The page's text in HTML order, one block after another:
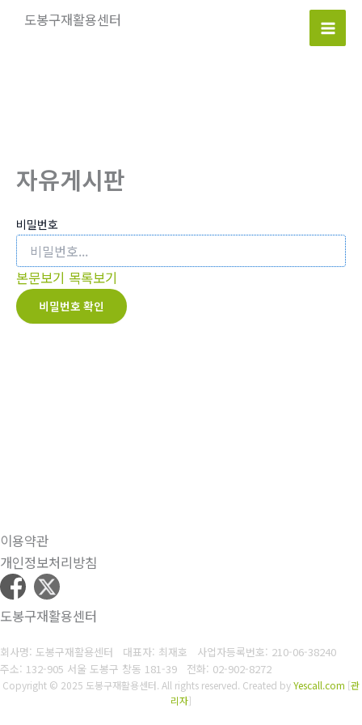
도봉구재활용센터
Main
자유게시판
비밀번호
본문보기 목록보기
비밀번호 확인
이용약관
개인정보처리방침
도봉구재활용센터
회사명: 도봉구재활용센터 대표자: 최재호 사업자등록번호: 210-06-38240
주소: 132-905 서울 도봉구 창동 181-39 전화: 02-902-8272
Copyright © 2025 도봉구재활용센터. All rights reserved. Created byYescall.com [관
리자]